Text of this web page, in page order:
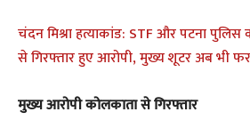
चंदन मिश्रा हत्याकांड: STF और पटना पुलिस
से गिरफ्तार हुए आरोपी, मुख्य शूटर अब भी
मुख्य आरोपी कोलकाता से गिरफ्तार